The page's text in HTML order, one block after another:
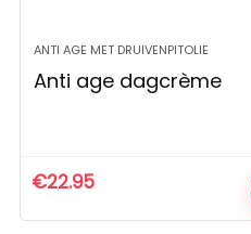
ANTI AGE MET DRUIVENPITOLIE
Anti age dagcrème
€22.95